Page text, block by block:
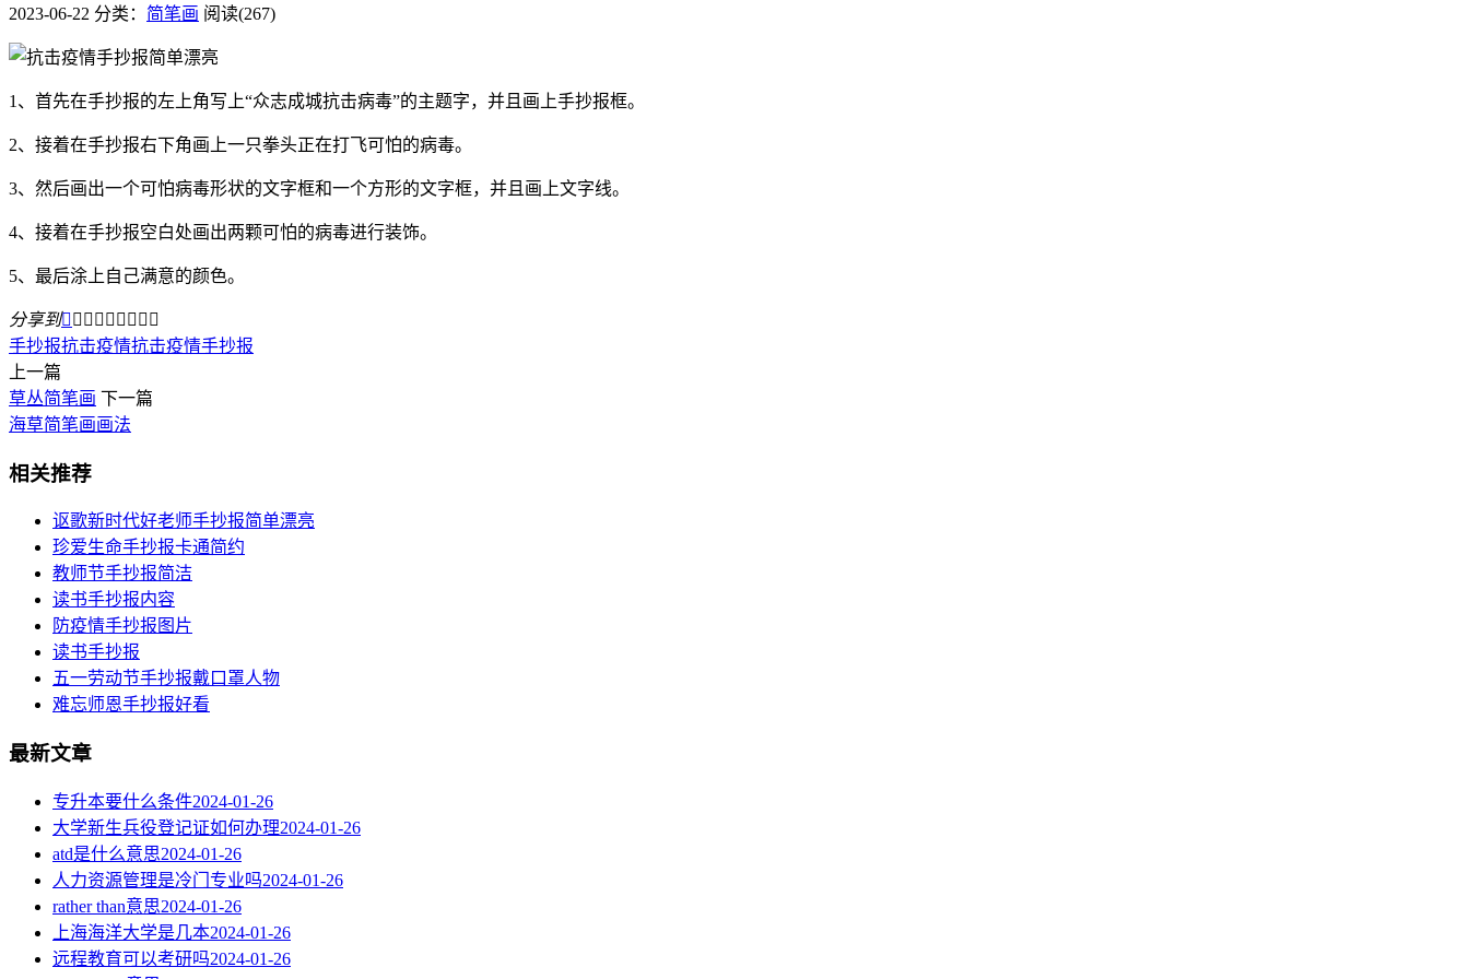
2023-06-22 分类： 简笔画 阅读(267)
1、首先在手抄报的左上角写上“众志成城抗击病毒”的主题字，并且画上手抄报框。
2、接着在手抄报右下角画上一只拳头正在打飞可怕的病毒。
3、然后画出一个可怕病毒形状的文字框和一个方形的文字框，并且画上文字线。
4、接着在手抄报空白处画出两颗可怕的病毒进行装饰。
5、最后涂上自己满意的颜色。
分享到        
手抄报抗击疫情抗击疫情手抄报
上一篇
草丛简笔画 下一篇
海草简笔画画法
相关推荐
讴歌新时代好老师手抄报简单漂亮
珍爱生命手抄报卡通简约
教师节手抄报简洁
读书手抄报内容
​防疫情手抄报图片
读书手抄报
五一劳动节手抄报戴口罩人物
难忘师恩手抄报好看
最新文章
专升本要什么条件2024-01-26
大学新生兵役登记证如何办理2024-01-26
atd是什么意思2024-01-26
人力资源管理是冷门专业吗2024-01-26
rather than意思2024-01-26
上海海洋大学是几本2024-01-26
远程教育可以考研吗2024-01-26